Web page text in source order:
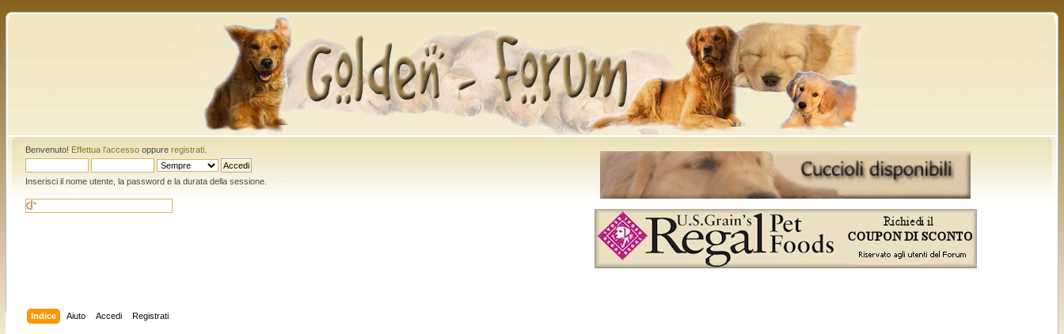
Benvenuto! Effettua l'accessooppure registrati.
Inserisci il nome utente, la password e la durata della sessione.
Indice Aiuto Accedi Registrati